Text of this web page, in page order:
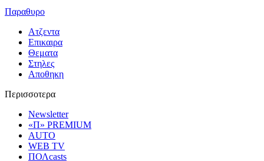
Παραθυρο
Ατζεντα
Επικαιρα
Θεματα
Στηλες
Αποθηκη
Περισσοτερα
Newsletter
«Π» PREMIUM
AUTO
WEB TV
ΠΟΛcasts